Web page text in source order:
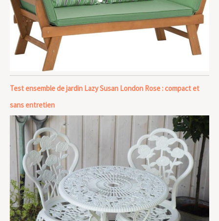
Test ensemble de jardin Lazy Susan London Rose : compact et
sans entretien